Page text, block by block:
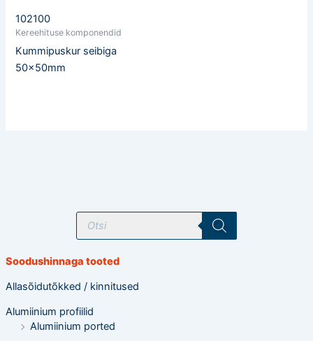
T
o
t
o
t
i
n
g
Soodushinnaga tooted
Allasõidutõkked / kinnitused
Alumiinium profiilid
Alumiinium ported
102100
Kereehituse komponendid
Kummipuskur seibiga
50x50mm